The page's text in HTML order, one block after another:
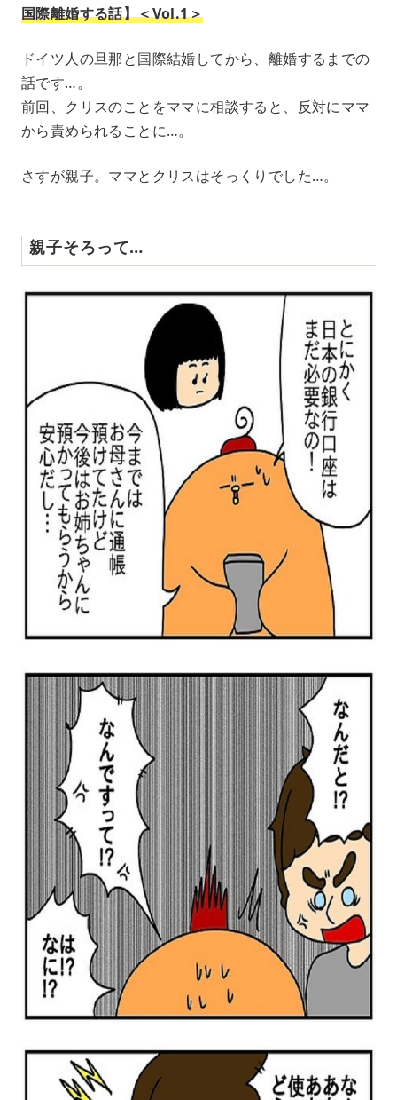
国際離婚する話】＜Vol.1＞
ドイツ人の旦那と国際結婚してから、離婚するまでの
話です…。
前回、クリスのことをママに相談すると、反対にママ
から責められることに…。
さすが親子。ママとクリスはそっくりでした…。
親子そろって…